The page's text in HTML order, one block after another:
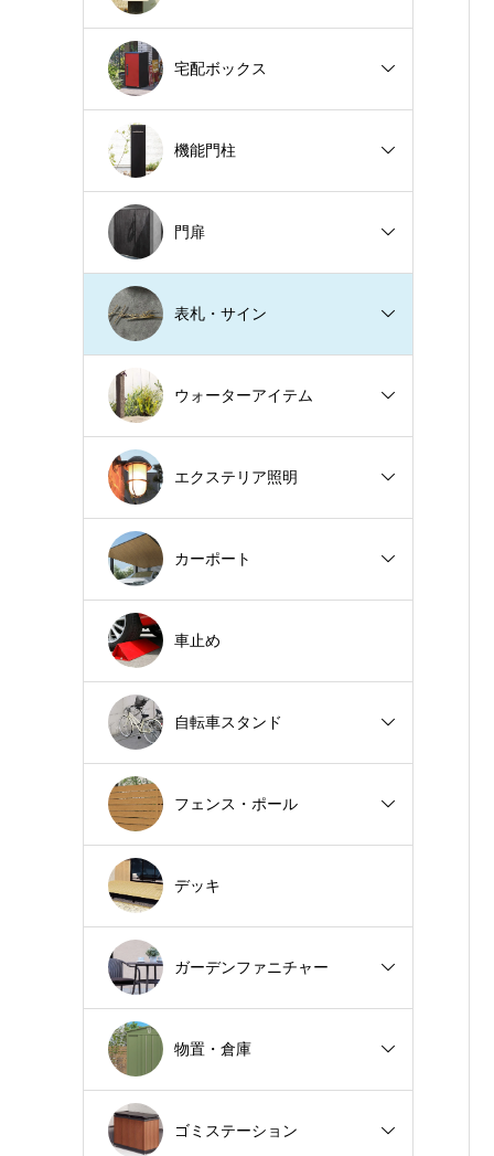
宅配ボックス
機能門柱
門扉
表札・サイン
ウォーターアイテム
エクステリア照明
カーポート
車止め
自転車スタンド
フェンス・ポール
デッキ
ガーデンファニチャー
物置・倉庫
ゴミステーション